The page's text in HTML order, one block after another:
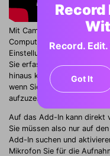
Mit Camtasia können Sie in
Computerbildschirm
Einstellungen anpassen,
Sie erfassen möchten und
hinaus können Sie auch die
wenn Sie planen, Ihre
aufzuzeichnen.
Auf das Add-In kann direkt
Sie müssen also nur auf
Add-In suchen und
Mikrofon Sie für die
Record
Record.
Got It